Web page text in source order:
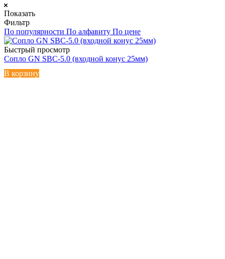
Показать
Фильтр
По популярности По алфавиту По цене
Быстрый просмотр
Сопло GN SBC-5.0 (входной конус 25мм)
В корзину